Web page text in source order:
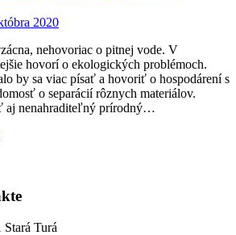
2020
nehovoriac o pitnej vode. V
hovorí o ekologických problémoch.
by sa viac písať a hovoriť o hospodárení s
o separácií rôznych materiálov.
aj nenahraditeľný prírodný…
Turá